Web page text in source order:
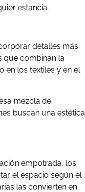
estancia.
detalles más
que combinan la
en los textiles y en el
mezcla de
buscan una estética
empotrada, los
el espacio según el
las convierten en